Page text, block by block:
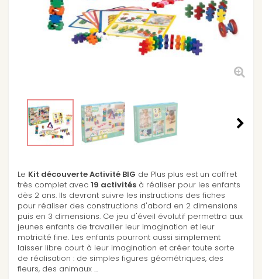
Le Kit découverte Activité BIG de Plus plus est un coffret
très complet avec 19 activités à réaliser pour les enfants
dès 2 ans. Ils devront suivre les instructions des fiches
pour réaliser des constructions d'abord en 2 dimensions
puis en 3 dimensions. Ce jeu d'éveil évolutif permettra aux
jeunes enfants de travailler leur imagination et leur
motricité fine. Les enfants pourront aussi simplement
laisser libre court à leur imagination et créer toute sorte
de réalisation : de simples figures géométriques, des
fleurs, des animaux ...